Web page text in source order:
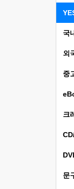
국
외
중
크
문